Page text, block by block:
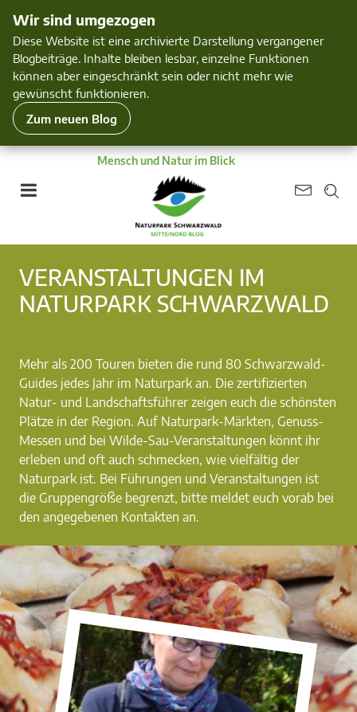
Wir sind umgezogen
Diese Website ist eine archivierte Darstellung vergangener
Blogbeiträge. Inhalte bleiben lesbar, einzelne Funktionen
können aber eingeschränkt sein oder nicht mehr wie
gewünscht funktionieren.
Zum neuen Blog
Mensch und Natur im Blick
VERANSTALTUNGEN IM
NATURPARK SCHWARZWALD
Mehr als 200 Touren bieten die rund 80 Schwarzwald-
Guides jedes Jahr im Naturpark an. Die zertifizierten
Natur- und Landschaftsführer zeigen euch die schönsten
Plätze in der Region. Auf Naturpark-Märkten, Genuss-
Messen und bei Wilde-Sau-Veranstaltungen könnt ihr
erleben und oft auch schmecken, wie vielfältig der
Naturpark ist. Bei Führungen und Veranstaltungen ist
die Gruppengröße begrenzt, bitte meldet euch vorab bei
den angegebenen Kontakten an.